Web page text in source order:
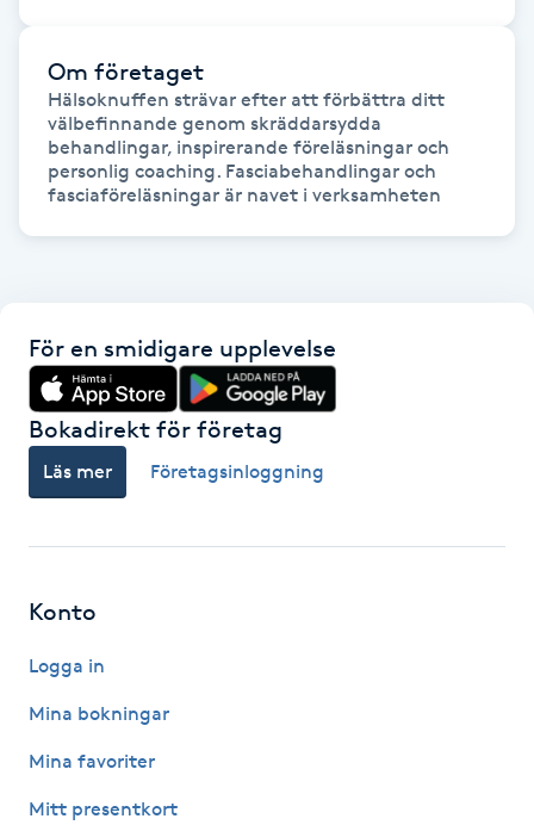
Fotvård
Fransar
Fransborttagning
Fransfärgning
Fransförlängning Megavolym
Fransförlängning Volym
Fransk manikyr
Friskvård
Friskvårdsmassage
Om företaget
Hälsoknuffen strävar efter att förbättra ditt
välbefinnande genom skräddarsydda
behandlingar, inspirerande föreläsningar och
personlig coaching. Fasciabehandlingar och
fasciaföreläsningar är navet i verksamheten
För en smidigare upplevelse
Bokadirekt för företag
Läs mer Företagsinloggning
Konto
Logga in
Mina bokningar
Mina favoriter
Mitt presentkort